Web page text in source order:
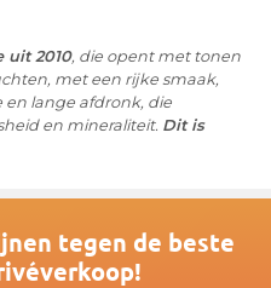
uit 2010, die opent met tonen
met een rijke smaak,
en lange afdronk, die
en mineraliteit. Dit is
tegen de beste